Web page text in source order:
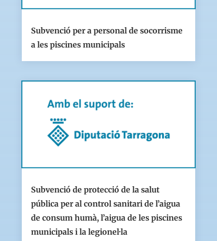
Subvenció per a personal de socorrisme
a les piscines municipals
Subvenció de protecció de la salut
pública per al control sanitari de l’aigua
de consum humà, l’aigua de les piscines
municipals i la legionel·la